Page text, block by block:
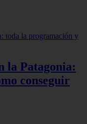
la Patagonia:
conseguir